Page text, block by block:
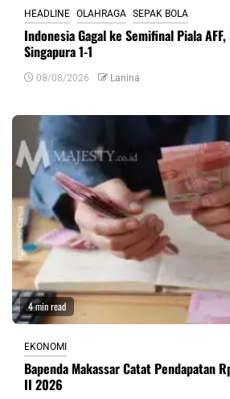
HEADLINE OLAHRAGA SEPAK BOLA
Indonesia Gagal ke Semifinal Piala
Singapura 1-1
08/08/2026 Lanina
4 min read
EKONOMI
Bapenda Makassar Catat Pendapatan
II 2026